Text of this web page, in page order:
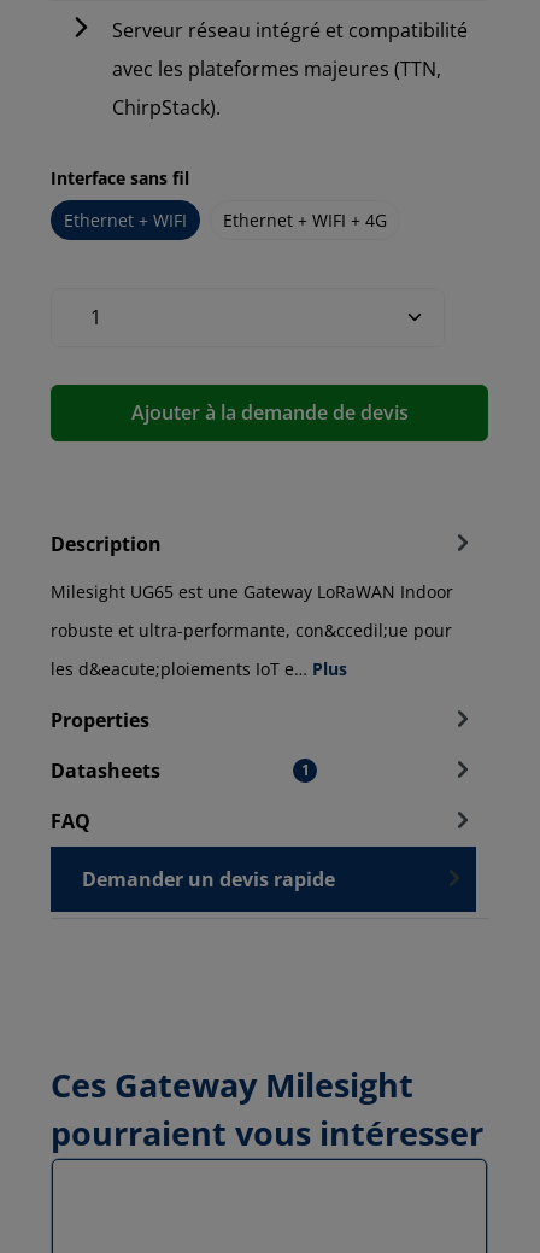
Serveur réseau intégré et compatibilité
avec les plateformes majeures (TTN,
ChirpStack).
Interface sans fil
Ethernet + WIFI
Ethernet + WIFI + 4G
Ajouter à la demande de devis
Description
Milesight UG65 est une Gateway LoRaWAN Indoor
robuste et ultra-performante, con&ccedil;ue pour
les d&eacute;ploiements IoT e… Plus
Properties
Datasheets
1
FAQ
Demander un devis rapide
Ces Gateway Milesight
pourraient vous intéresser